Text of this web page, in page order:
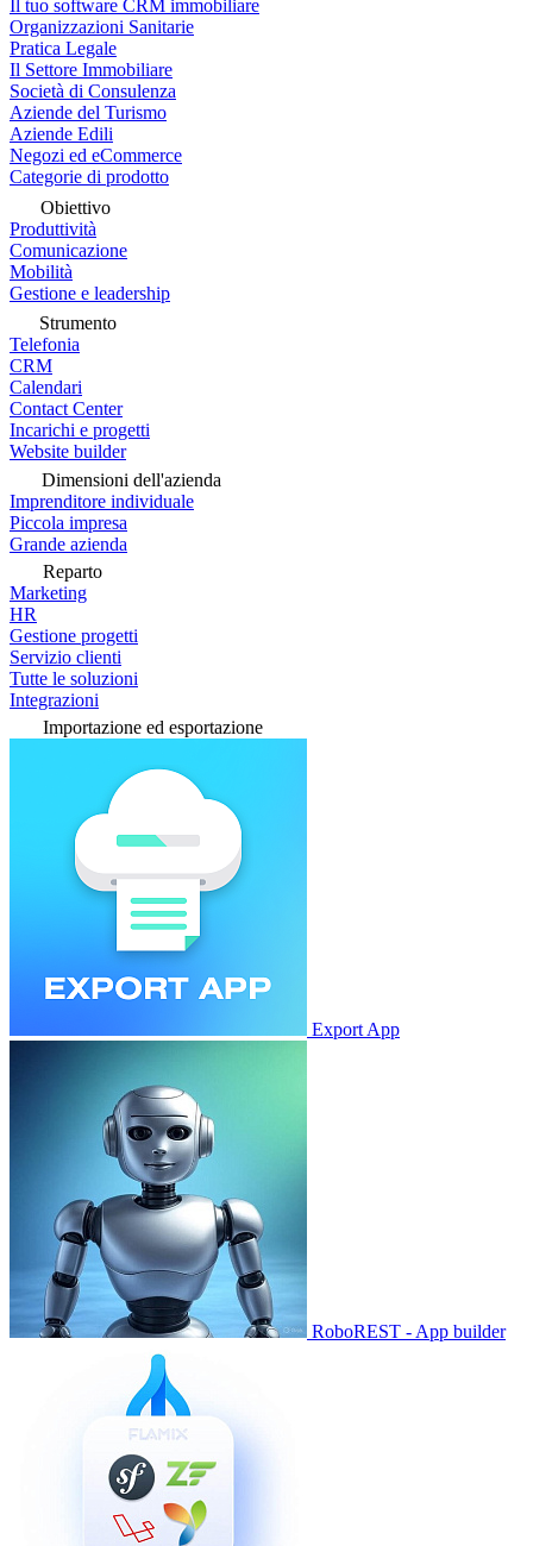
Il tuo software CRM immobiliare
Organizzazioni Sanitarie
Pratica Legale
Il Settore Immobiliare
Società di Consulenza
Aziende del Turismo
Aziende Edili
Negozi ed eCommerce
Categorie di prodotto
Obiettivo
Produttività
Comunicazione
Mobilità
Gestione e leadership
Strumento
Telefonia
CRM
Calendari
Contact Center
Incarichi e progetti
Website builder
Dimensioni dell'azienda
Imprenditore individuale
Piccola impresa
Grande azienda
Reparto
Marketing
HR
Gestione progetti
Servizio clienti
Tutte le soluzioni
Integrazioni
Importazione ed esportazione
Export App
RoboREST - App builder